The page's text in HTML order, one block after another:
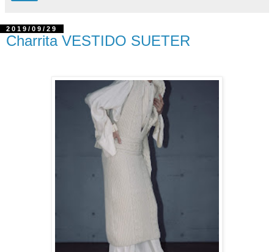
2019/09/29
Charrita VESTIDO SUETER